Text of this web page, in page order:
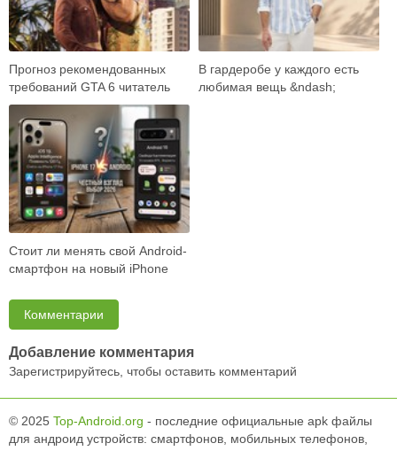
Прогноз рекомендованных
требований GTA 6 читатель
встречает как готовый ответ:
вот карта …
В гардеробе у каждого есть
любимая вещь &ndash;
Стоит ли менять свой Android-
смартфон на новый iPhone
возможност…
Комментарии
Добавление комментария
Зарегистрируйтесь, чтобы оставить комментарий
© 2025 Top-Android.org - последние официальные apk файлы
для андроид устройств: смартфонов, мобильных телефонов,